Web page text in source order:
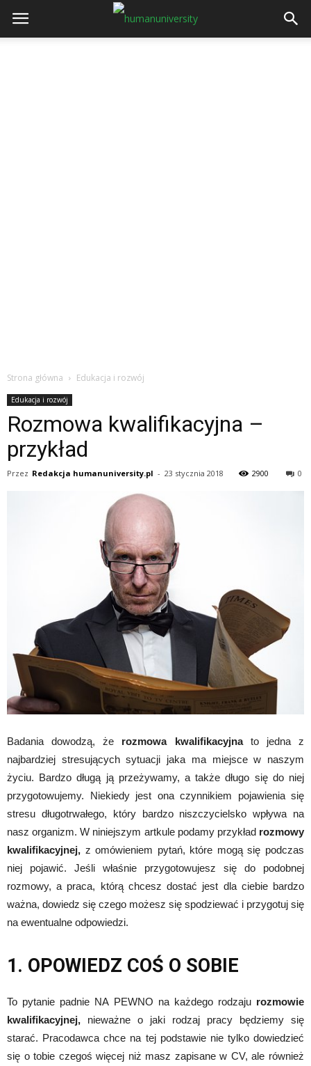
Strona główna Edukacja i rozwój
Edukacja i rozwój
Rozmowa kwalifikacyjna –
przykład
Przez Redakcja humanuniversity.pl - 23 stycznia 2018 2900 0
Badania dowodzą, że rozmowa kwalifikacyjnato jedna z
najbardziej stresujących sytuacji jaka ma miejsce w naszym
życiu. Bardzo długą ją przeżywamy, a także długo się do niej
przygotowujemy. Niekiedy jest ona czynnikiem pojawienia się
stresu długotrwałego, który bardzo niszczycielsko wpływa na
nasz organizm. W niniejszym artkule podamy przykład rozmowy
kwalifikacyjnej, z omówieniem pytań, które mogą się podczas
niej pojawić. Jeśli właśnie przygotowujesz się do podobnej
rozmowy, a praca, którą chcesz dostać jest dla ciebie bardzo
ważna, dowiedz się czego możesz się spodziewać i przygotuj się
na ewentualne odpowiedzi.
1. OPOWIEDZ COŚ O SOBIE
To pytanie padnie NA PEWNO na każdego rodzaju rozmowie
kwalifikacyjnej, nieważne o jaki rodzaj pracy będziemy się
starać. Pracodawca chce na tej podstawie nie tylko dowiedzieć
się o tobie czegoś więcej niż masz zapisane w CV, ale również